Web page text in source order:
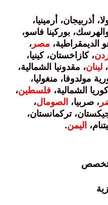
أذربيجان، أرمينيا،
بوركينا فاسو،
الديمقراطية، مصر ،
، كازاخستان، كينيا،
، لبنان، مقدونيا الشمالية،
مولدوفا، منغوليا،
الشمالية، فلسطين،
، صربيا، الصومال،
تركمانستان،
اليمن.